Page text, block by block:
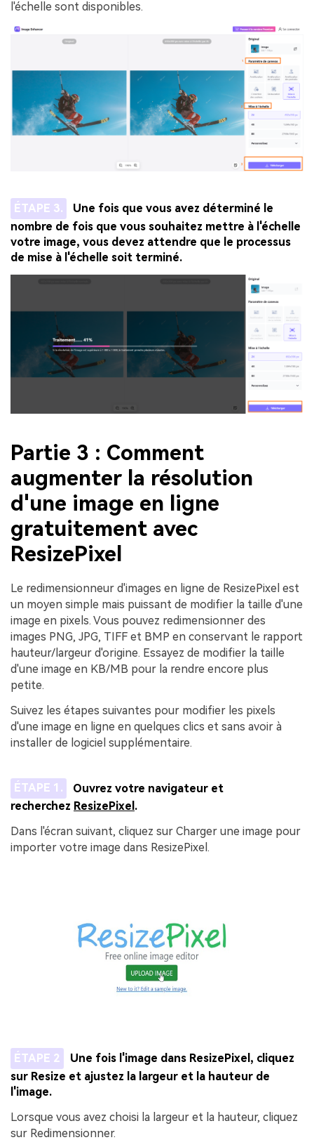
l'échelle sont disponibles.
ÉTAPE 3.
Une fois que vous avez déterminé le
nombre de fois que vous souhaitez mettre à l'échelle
votre image, vous devez attendre que le processus
de mise à l'échelle soit terminé.
Partie 3 : Comment
augmenter la résolution
d'une image en ligne
gratuitement avec
ResizePixel
Le redimensionneur d'images en ligne de ResizePixel est
un moyen simple mais puissant de modifier la taille d'une
image en pixels. Vous pouvez redimensionner des
images PNG, JPG, TIFF et BMP en conservant le rapport
hauteur/largeur d'origine. Essayez de modifier la taille
d'une image en KB/MB pour la rendre encore plus
petite.
Suivez les étapes suivantes pour modifier les pixels
d'une image en ligne en quelques clics et sans avoir à
installer de logiciel supplémentaire.
ÉTAPE 1.
Ouvrez votre navigateur et
recherchez ResizePixel .
Dans l'écran suivant, cliquez sur Charger une image pour
importer votre image dans ResizePixel.
ÉTAPE 2
Une fois l'image dans ResizePixel, cliquez
sur Resize et ajustez la largeur et la hauteur de
l'image.
Lorsque vous avez choisi la largeur et la hauteur, cliquez
sur Redimensionner.